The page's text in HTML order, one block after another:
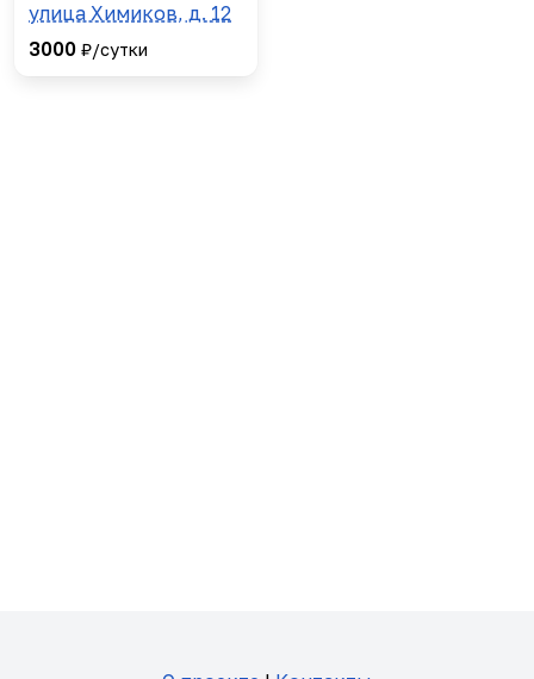
улица Химиков, д. 12
3000 ₽/сутки